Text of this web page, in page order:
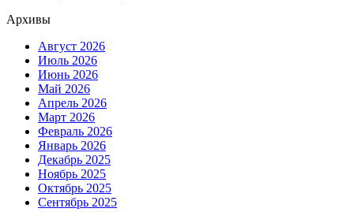
Архивы
Август 2026
Июль 2026
Июнь 2026
Май 2026
Апрель 2026
Март 2026
Февраль 2026
Январь 2026
Декабрь 2025
Ноябрь 2025
Октябрь 2025
Сентябрь 2025